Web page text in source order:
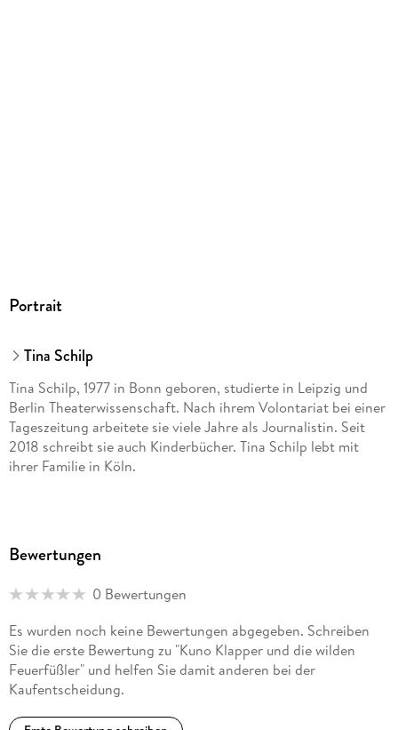
Portrait
Tina Schilp
Tina Schilp, 1977 in Bonn geboren, studierte in Leipzig und
Berlin Theaterwissenschaft. Nach ihrem Volontariat bei einer
Tageszeitung arbeitete sie viele Jahre als Journalistin. Seit
2018 schreibt sie auch Kinderbücher. Tina Schilp lebt mit
ihrer Familie in Köln.
Bewertungen
0 Bewertungen
Es wurden noch keine Bewertungen abgegeben. Schreiben
Sie die erste Bewertung zu "Kuno Klapper und die wilden
Feuerfüßler" und helfen Sie damit anderen bei der
Kaufentscheidung.